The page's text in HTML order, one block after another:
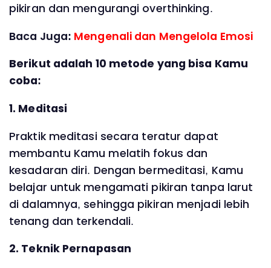
pikiran dan mengurangi overthinking.
Baca Juga: Mengenali dan Mengelola Emosi
Berikut adalah 10 metode yang bisa Kamu
coba:
1. Meditasi
Praktik meditasi secara teratur dapat
membantu Kamu melatih fokus dan
kesadaran diri. Dengan bermeditasi, Kamu
belajar untuk mengamati pikiran tanpa larut
di dalamnya, sehingga pikiran menjadi lebih
tenang dan terkendali.
2. Teknik Pernapasan